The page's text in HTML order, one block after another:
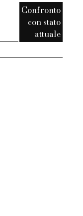
Confronto
con stato
attuale